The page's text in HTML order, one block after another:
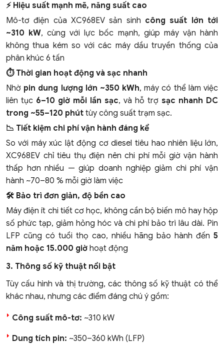
⚡ Hiệu suất mạnh mẽ, năng suất cao
Mô-tơ điện của XC968EV sản sinh công suất lớn tới
~310 kW, cùng với lực bốc mạnh, giúp máy vận hành
không thua kém so với các máy dầu truyền thống của
phân khúc 6 tấn
⏱️ Thời gian hoạt động và sạc nhanh
Nhờ pin dung lượng lớn ~350 kWh, máy có thể làm việc
liên tục 6–10 giờ mỗi lần sạc, và hỗ trợsạc nhanh DC
trong ~55–120 phúttùy công suất trạm sạc.
📉 Tiết kiệm chi phí vận hành đáng kể
So với máy xúc lật động cơ diesel tiêu hao nhiên liệu lớn,
XC968EV chỉ tiêu thụ điện nên chi phí mỗi giờ vận hành
thấp hơn nhiều — giúp doanh nghiệp giảm chi phí vận
hành ~70–80 % mỗi giờ làm việc
🛠️ Bảo trì đơn giản, độ bền cao
Máy điện ít chi tiết cơ học, không cần bộ biến mô hay hộp
số phức tạp, giảm hỏng hóc và chi phí bảo trì lâu dài. Pin
LFP cũng có tuổi thọ cao, nhiều hãng bảo hành đến5
năm hoặc 15.000 giờhoạt động
3. Thông số kỹ thuật nổi bật
Tùy cấu hình và thị trường, các thông số kỹ thuật có thể
khác nhau, nhưng các điểm đáng chú ý gồm:
Công suất mô-tơ: ~310 kW
Dung tích pin: ~350–360 kWh (LFP)